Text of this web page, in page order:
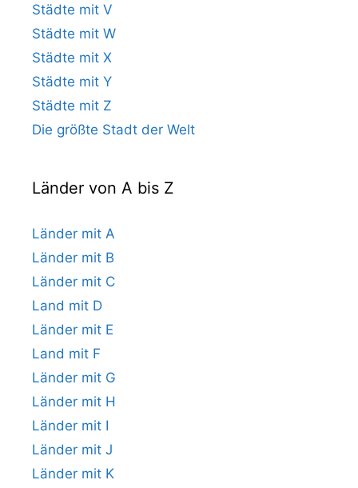
Städte mit V
Städte mit W
Städte mit X
Städte mit Y
Städte mit Z
Die größte Stadt der Welt
Länder von A bis Z
Länder mit A
Länder mit B
Länder mit C
Land mit D
Länder mit E
Land mit F
Länder mit G
Länder mit H
Länder mit I
Länder mit J
Länder mit K